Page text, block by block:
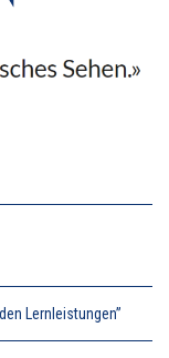
Lernleistungen”